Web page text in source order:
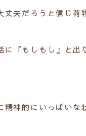
夫だろうと信じ荷
に『もしもし』と
神的にいっぱいな